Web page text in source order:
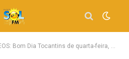
Bom Dia Tocantins de quarta-feira, 3 de agosto de 2025